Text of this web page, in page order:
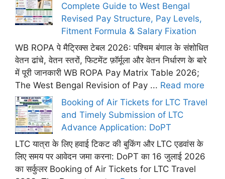
Complete Guide to West Bengal
Revised Pay Structure, Pay Levels,
Fitment Formula & Salary Fixation
WB ROPA पे मैट्रिक्स टेबल 2026: पश्चिम बंगाल के संशोधित
वेतन ढांचे, वेतन स्तरों, फिटमेंट फ़ॉर्मूला और वेतन निर्धारण के बारे
में पूरी जानकारी WB ROPA Pay Matrix Table 2026;
The West Bengal Revision of Pay ... Read more
Booking of Air Tickets for LTC Travel
and Timely Submission of LTC
Advance Application: DoPT
LTC यात्रा के लिए हवाई टिकट की बुकिंग और LTC एडवांस के
लिए समय पर आवेदन जमा करना: DoPT का 16 जुलाई 2026
का सर्कुलर Booking of Air Tickets for LTC Travel